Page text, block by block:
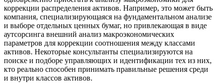
коррекции распределения активов. Например, это может быть
компания, специализирующаяся на фундаментальном анализе
и выборе отдельных ценных бумаг, но привлекающая в виде
аутсорсинга внешний анализ макроэкономических
параметров для коррекции соотношения между классами
активов. Некоторые консультанты специализируются на
поиске и подборе управляющих и идентификации тех из них,
кто реально способен принимать правильные решения среди
и внутри классов активов.